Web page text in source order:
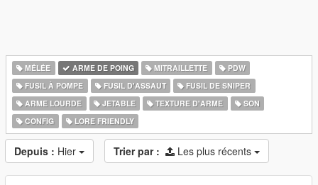
MÉLÉE ARME DE POING MITRAILLETTE
PDW
FUSIL À POMPE
FUSIL D'ASSAUT
FUSIL DE SNIPER
ARME LOURDE
JETABLE TEXTURE D'ARME
SON
CONFIG
LORE FRIENDLY
Depuis : Hier Trier par : Les plus récents